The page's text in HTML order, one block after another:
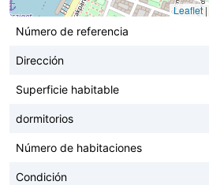
Leaflet |
Número de referencia
Dirección
Superficie habitable
dormitorios
Número de habitaciones
Condición